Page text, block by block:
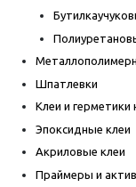
Шпатлевки
Клеи и герметики
Эпоксидные клеи
Акриловые клеи
Праймеры и